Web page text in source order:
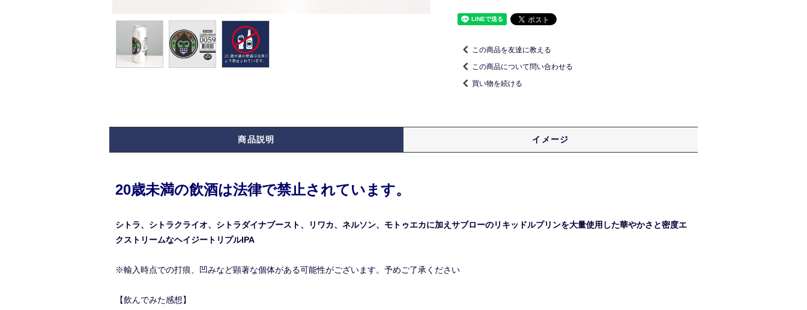
この商品を友達に教える
この商品について問い合わせる
買い物を続ける
商品説明 イメージ
20歳未満の飲酒は法律で禁止されています。
シトラ、シトラクライオ、シトラダイナブースト、リワカ、ネルソン、モトゥエカに加えサブローのリキッドルプリンを大量使用した華やかさと密度エ
クストリームなヘイジートリプルIPA
※輸入時点での打痕、凹みなど顕著な個体がある可能性がございます。予めご了承ください
【飲んでみた感想】